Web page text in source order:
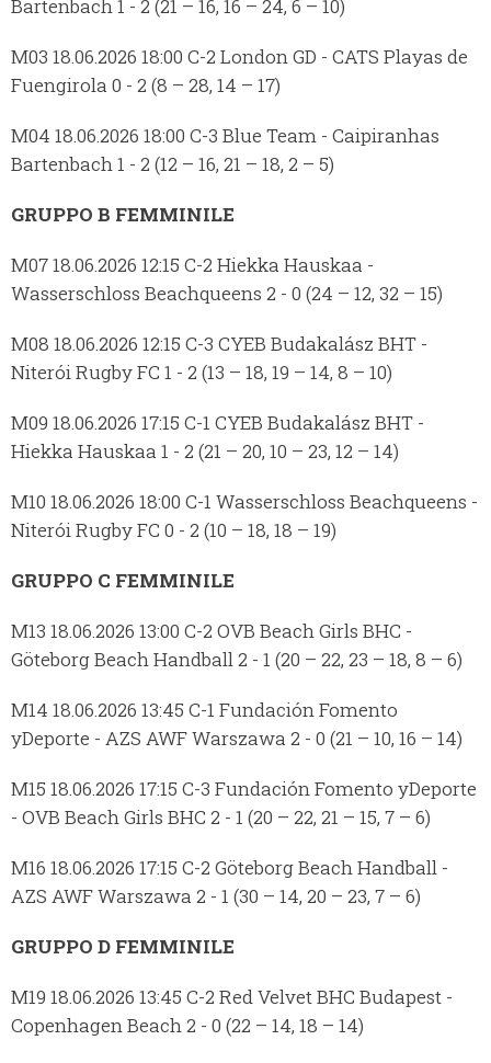
Bartenbach 1 - 2 (21 – 16, 16 – 24, 6 – 10)
M03 18.06.2026 18:00 C-2 London GD - CATS Playas de
Fuengirola 0 - 2 (8 – 28, 14 – 17)
M04 18.06.2026 18:00 C-3 Blue Team - Caipiranhas
Bartenbach 1 - 2 (12 – 16, 21 – 18, 2 – 5)
GRUPPO B FEMMINILE
M07 18.06.2026 12:15 C-2 Hiekka Hauskaa -
Wasserschloss Beachqueens 2 - 0 (24 – 12, 32 – 15)
M08 18.06.2026 12:15 C-3 CYEB Budakalász BHT -
Niterói Rugby FC 1 - 2 (13 – 18, 19 – 14, 8 – 10)
M09 18.06.2026 17:15 C-1 CYEB Budakalász BHT -
Hiekka Hauskaa 1 - 2 (21 – 20, 10 – 23, 12 – 14)
M10 18.06.2026 18:00 C-1 Wasserschloss Beachqueens -
Niterói Rugby FC 0 - 2 (10 – 18, 18 – 19)
GRUPPO C FEMMINILE
M13 18.06.2026 13:00 C-2 OVB Beach Girls BHC -
Göteborg Beach Handball 2 - 1 (20 – 22, 23 – 18, 8 – 6)
M14 18.06.2026 13:45 C-1 Fundación Fomento
yDeporte - AZS AWF Warszawa 2 - 0 (21 – 10, 16 – 14)
M15 18.06.2026 17:15 C-3 Fundación Fomento yDeporte
- OVB Beach Girls BHC 2 - 1 (20 – 22, 21 – 15, 7 – 6)
M16 18.06.2026 17:15 C-2 Göteborg Beach Handball -
AZS AWF Warszawa 2 - 1 (30 – 14, 20 – 23, 7 – 6)
GRUPPO D FEMMINILE
M19 18.06.2026 13:45 C-2 Red Velvet BHC Budapest -
Copenhagen Beach 2 - 0 (22 – 14, 18 – 14)